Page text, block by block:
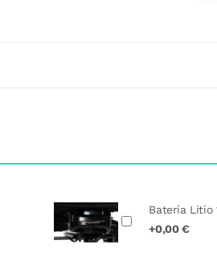
Batería Litio
+0,00 €